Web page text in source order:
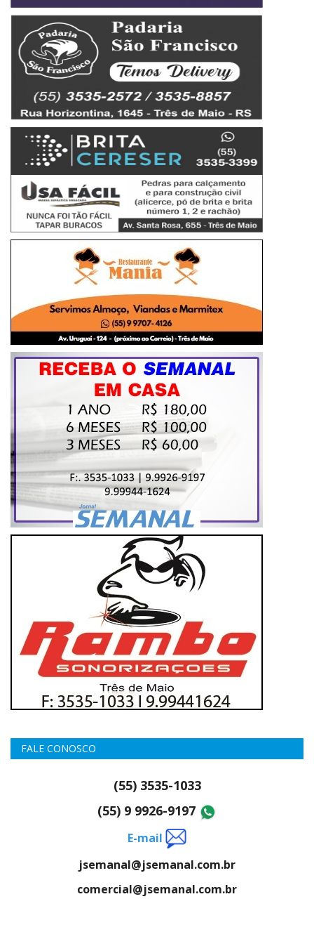
FALE CONOSCO
(55) 3535-1033
(55) 9 9926-9197
E-mail
jsemanal@jsemanal.com.br
comercial@jsemanal.com.br